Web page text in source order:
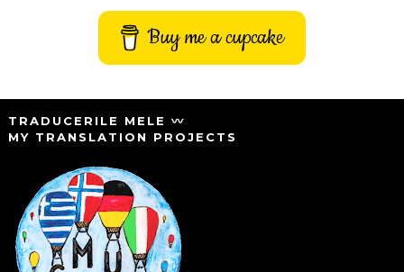
Buy me a cupcake
TRADUCERILE MELE 〰️
MY TRANSLATION PROJECTS